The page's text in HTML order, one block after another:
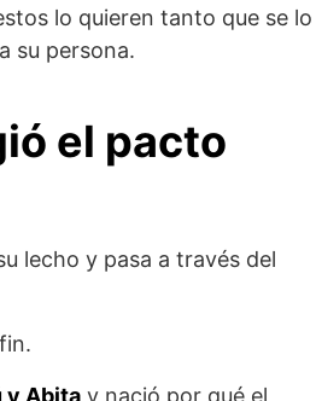
lo quieren tanto que se lo
su persona.
el pacto
lecho y pasa a través del